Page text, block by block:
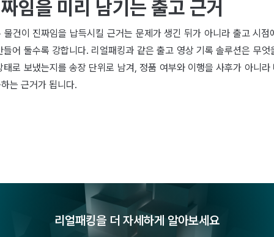
임을 미리 남기는 출고 근거
물건이 진짜임을 납득시킬 근거는 문제가 생긴 뒤가 아니라 출고 시점
들어 둘수록 강합니다. 리얼패킹과 같은 출고 영상 기록 솔루션은 무엇
태로 보냈는지를 송장 단위로 남겨, 정품 여부와 이행을 사후가 아니라
는 근거가 됩니다.
리얼패킹을 더 자세하게 알아보세요